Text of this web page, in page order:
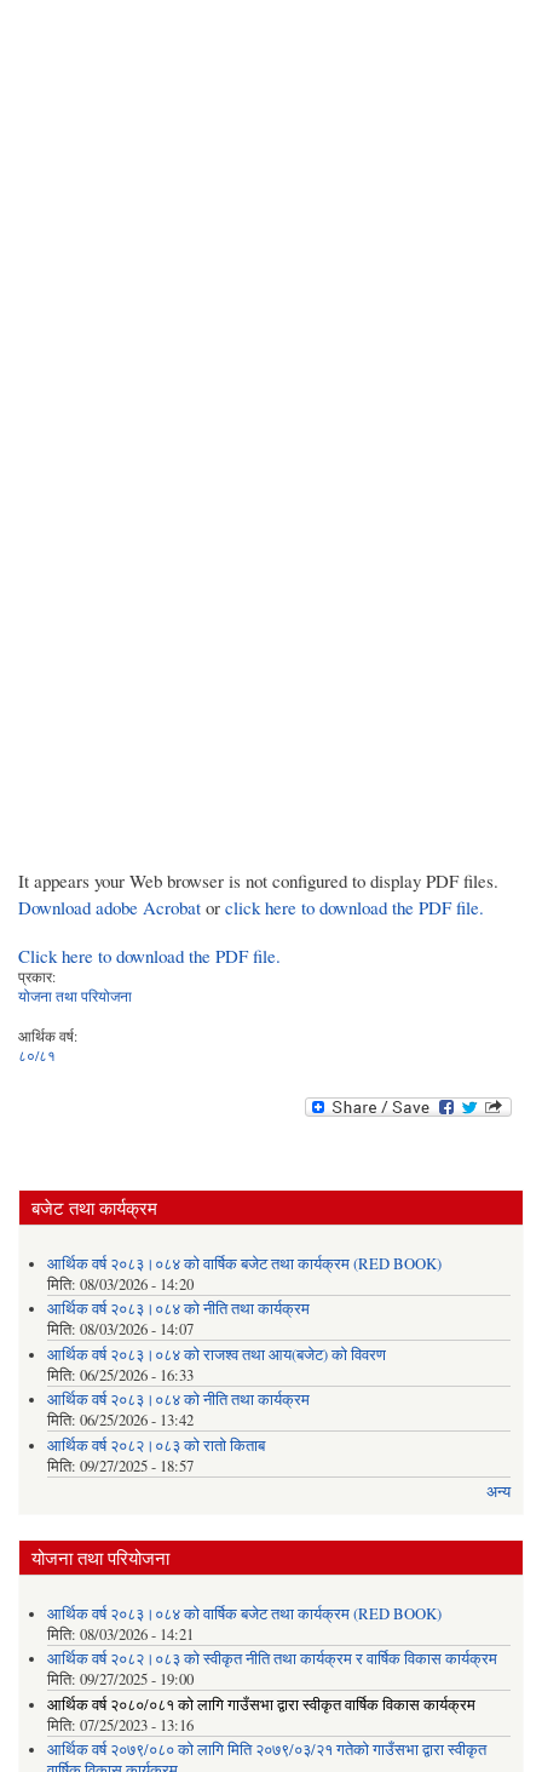
It appears your Web browser is not configured to display PDF files.
Download adobe Acrobat or click here to download the PDF file.
Click here to download the PDF file.
प्रकार:
योजना तथा परियोजना
आर्थिक वर्ष:
८०/८१
बजेट तथा कार्यक्रम
आर्थिक वर्ष २०८३।०८४ को वार्षिक बजेट तथा कार्यक्रम (RED BOOK)
मिति: 08/03/2026 - 14:20
आर्थिक वर्ष २०८३।०८४ को नीति तथा कार्यक्रम
मिति: 08/03/2026 - 14:07
आर्थिक वर्ष २०८३।०८४ को राजश्व तथा आय(बजेट) को विवरण
मिति: 06/25/2026 - 16:33
आर्थिक वर्ष २०८३।०८४ को नीति तथा कार्यक्रम
मिति: 06/25/2026 - 13:42
आर्थिक वर्ष २०८२।०८३ को रातो किताब
मिति: 09/27/2025 - 18:57
अन्य
योजना तथा परियोजना
आर्थिक वर्ष २०८३।०८४ को वार्षिक बजेट तथा कार्यक्रम (RED BOOK)
मिति: 08/03/2026 - 14:21
आर्थिक वर्ष २०८२।०८३ को स्वीकृत नीति तथा कार्यक्रम र वार्षिक विकास कार्यक्रम
मिति: 09/27/2025 - 19:00
आर्थिक वर्ष २०८०/०८१ को लागि गाउँसभा द्वारा स्वीकृत वार्षिक विकास कार्यक्रम
मिति: 07/25/2023 - 13:16
आर्थिक वर्ष २०७९/०८० को लागि मिति २०७९/०३/२१ गतेको गाउँसभा द्वारा स्वीकृत